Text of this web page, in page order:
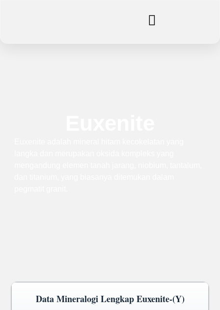
Data Mineralogi Lengkap Euxenite-(Y)